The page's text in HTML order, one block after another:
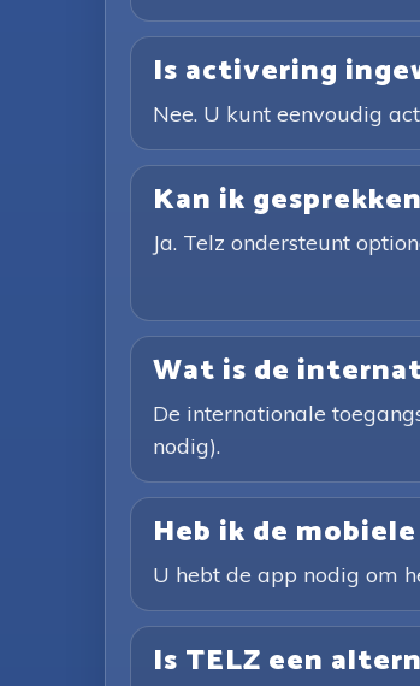
Is activering
Nee. U kunt eenvoudig
Kan ik
Ja. Telz ondersteunt
Wat is de
De internationale
nodig).
Heb ik de
U hebt de app nodig om
Is TELZ een